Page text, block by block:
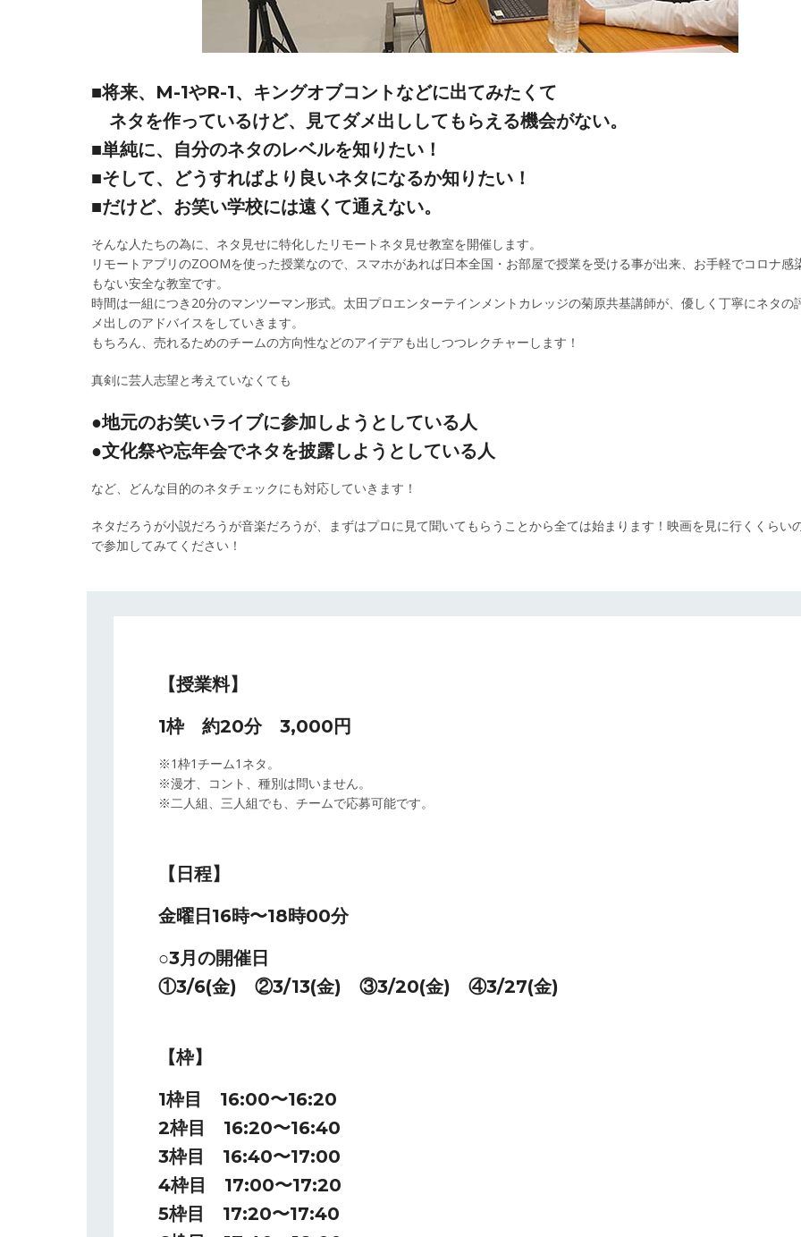
■将来、M-1やR-1、キングオブコントなどに出てみたくて
ネタを作っているけど、見てダメ出ししてもらえる機会がない。
■単純に、自分のネタのレベルを知りたい！
■そして、どうすればより良いネタになるか知りたい！
■だけど、お笑い学校には遠くて通えない。
そんな人たちの為に、ネタ見せに特化したリモートネタ見せ教室を開催します。
リモートアプリのZOOMを使った授業なので、スマホがあれば日本全国・お部屋で授業を受ける事が出来、お手軽でコロナ感
もない安全な教室です。
時間は一組につき20分のマンツーマン形式。太田プロエンターテインメントカレッジの菊原共基講師が、優しく丁寧にネタの
メ出しのアドバイスをしていきます。
もちろん、売れるためのチームの方向性などのアイデアも出しつつレクチャーします！
真剣に芸人志望と考えていなくても
●地元のお笑いライブに参加しようとしている人
●文化祭や忘年会でネタを披露しようとしている人
など、どんな目的のネタチェックにも対応していきます！
ネタだろうが小説だろうが音楽だろうが、まずはプロに見て聞いてもらうことから全ては始まります！映画を見に行くくらい
で参加してみてください！
【授業料】
1枠 約20分 3,000円
※1枠1チーム1ネタ。
※漫才、コント、種別は問いません。
※二人組、三人組でも、チームで応募可能です。
【日程】
金曜日16時〜18時00分
○3月の開催日
①3/6(金) ②3/13(金) ③3/20(金) ④3/27(金)
【枠】
1枠目 16:00〜16:20
2枠目 16:20〜16:40
3枠目 16:40〜17:00
4枠目 17:00〜17:20
5枠目 17:20〜17:40